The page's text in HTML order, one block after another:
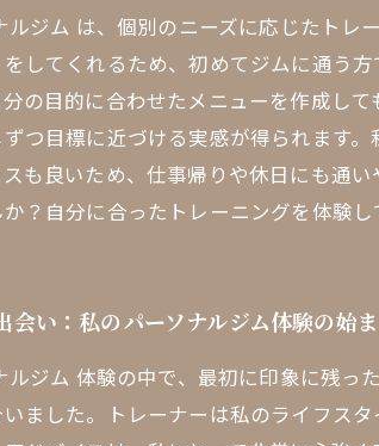
ルジム は、個別のニーズに応じたト
してくれるため、初めてジムに通う
の目的に合わせたメニューを作成し
つ目標に近づける実感が得られます
も良いため、仕事帰りや休日にも通
？自分に合ったトレーニングを体験
会い：私のパーソナルジム体験の始
ルジム 体験の中で、最初に印象に残
ました。トレーナーは私のライフス